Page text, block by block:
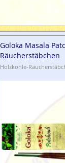
Goloka Masala
Räucherstäbchen
Holzkohle-